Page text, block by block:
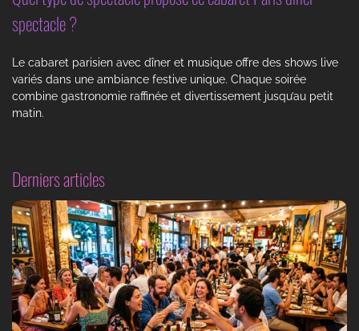
spectacle ?
Le cabaret parisien avec dîner et musique offre des shows live
variés dans une ambiance festive unique. Chaque soirée
combine gastronomie raffinée et divertissement jusqu’au petit
matin.
Derniers articles